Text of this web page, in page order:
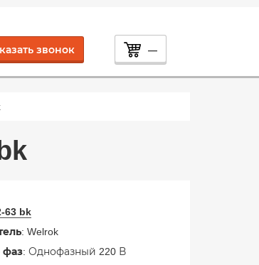
звонок —
63 bk
: Welrok
фаз: Однофазный 220 В